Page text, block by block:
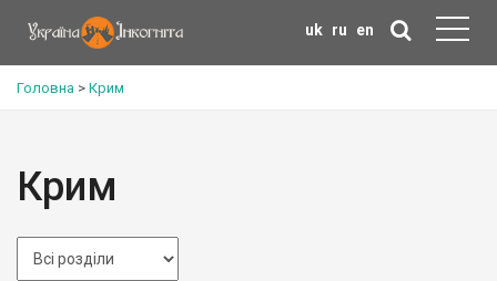
uk ru en
Головна > Крим
Крим